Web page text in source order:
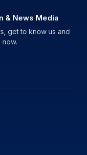
& News Media
get to know us and